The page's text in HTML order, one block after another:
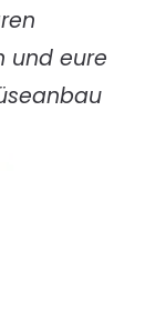
und eure